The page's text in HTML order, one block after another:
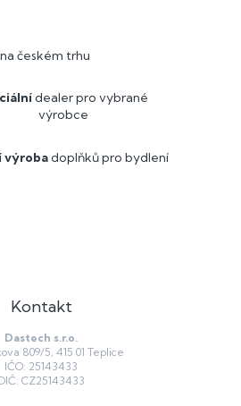
na českém trhu
dealer pro vybrané
výrobce
výrobadoplňků pro bydlení
Kontakt
Dastech s.r.o.
809/5, 415 01 Teplice
IČO: 25143433
CZ25143433